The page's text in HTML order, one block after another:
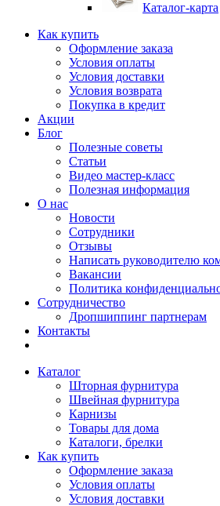
Каталог-карта
Как купить
Оформление заказа
Условия оплаты
Условия доставки
Условия возврата
Покупка в кредит
Акции
Блог
Полезные советы
Статьи
Видео мастер-класс
Полезная информация
О нас
Новости
Сотрудники
Отзывы
Написать руководителю
Вакансии
Политика
Сотрудничество
Дропшиппинг партнерам
Контакты
Каталог
Шторная фурнитура
Швейная фурнитура
Карнизы
Товары для дома
Каталоги, брелки
Как купить
Оформление заказа
Условия оплаты
Условия доставки